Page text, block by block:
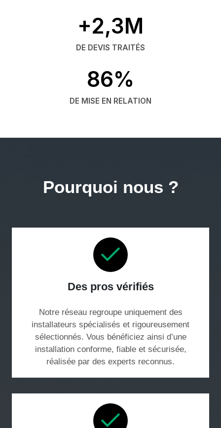
+2,3M
DE DEVIS TRAITÉS
86%
DE MISE EN RELATION
Pourquoi nous ?
Des pros vérifiés
Notre réseau regroupe uniquement des
installateurs spécialisés et rigoureusement
sélectionnés. Vous bénéficiez ainsi d’une
installation conforme, fiable et sécurisée,
réalisée par des experts reconnus.